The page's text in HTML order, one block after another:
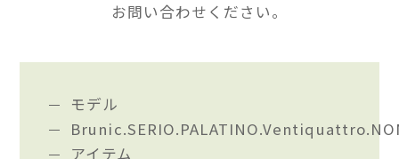
お問い合わせください。
モデル
アイテム